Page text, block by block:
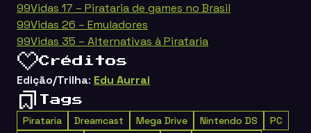
99Vidas 17 – Pirataria de games no Brasil
99Vidas 26 – Emuladores
99Vidas 35 – Alternativas à Pirataria
Créditos
Edição/Trilha: Edu Aurrai
Tags
Pirataria Dreamcast Mega Drive Nintendo DS
PC